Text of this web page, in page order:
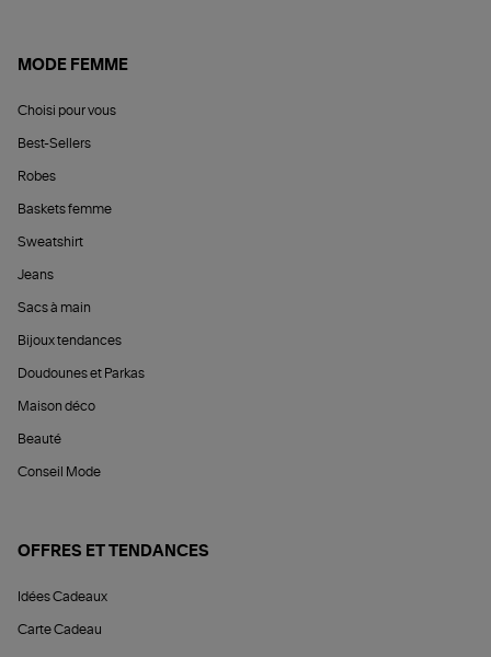
MODE FEMME
Choisi pour vous
Best-Sellers
Robes
Baskets femme
Sweatshirt
Jeans
Sacs à main
Bijoux tendances
Doudounes et Parkas
Maison déco
Beauté
Conseil Mode
OFFRES ET TENDANCES
Idées Cadeaux
Carte Cadeau